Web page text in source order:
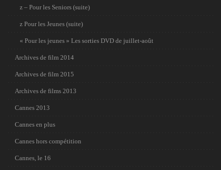
z – Pour les Seniors (suite)
z Pour les Jeunes (suite)
« Pour les jeunes » Les sorties DVD de juillet-août
Archives de film 2014
Archives de film 2015
Archives de films 2013
Cannes 2013
Cannes en plus
Cannes hors compétition
Cannes, le 16